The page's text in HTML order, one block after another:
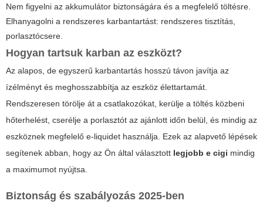
Nem figyelni az akkumulátor biztonságára és a megfelelő töltésre.
Elhanyagolni a rendszeres karbantartást: rendszeres tisztítás,
porlasztócsere.
Hogyan tartsuk karban az eszközt?
Az alapos, de egyszerű karbantartás hosszú távon javítja az
ízélményt és meghosszabbítja az eszköz élettartamát.
Rendszeresen törölje át a csatlakozókat, kerülje a töltés közbeni
hőterhelést, cserélje a porlasztót az ajánlott időn belül, és mindig az
eszköznek megfelelő e-liquidet használja. Ezek az alapvető lépések
segítenek abban, hogy az Ön által választott legjobb e cigi mindig
a maximumot nyújtsa.
Biztonság és szabályozás 2025-ben